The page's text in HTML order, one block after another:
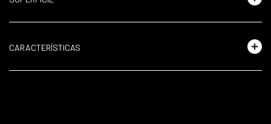
CARACTERÍSTICAS